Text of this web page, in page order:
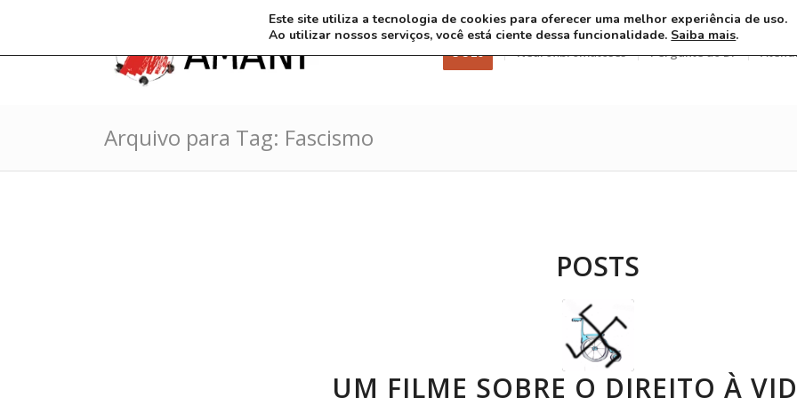
3 8 26 Neurofibromatoses Pergunte ao Dr
Arquivo para Tag: Fascismo
POSTS
UM FILME SOBRE O DIREITO À
Este site utiliza a tecnologia de cookies para oferecer uma melhor experiência de uso.
Ao utilizar nossos serviços, você está ciente dessa funcionalidade. Saiba mais.